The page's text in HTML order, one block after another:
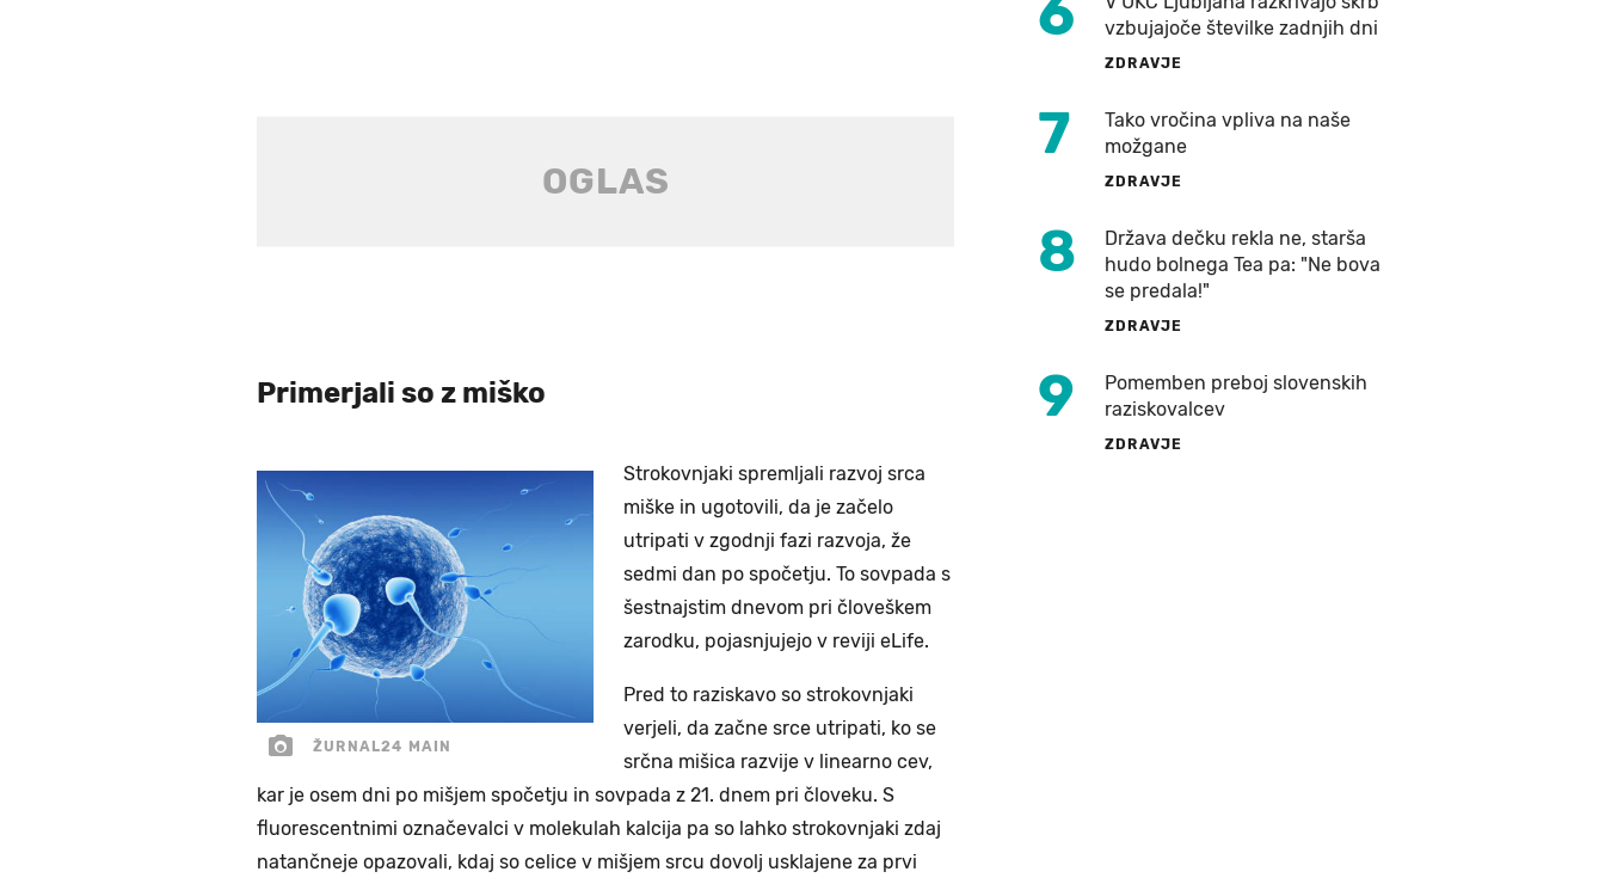
Primerjali so z miško
ŽURNAL24 MAIN
Strokovnjaki spremljali razvoj srca
miške in ugotovili, da je začelo
utripati v zgodnji fazi razvoja, že
sedmi dan po spočetju. To sovpada s
šestnajstim dnevom pri človeškem
zarodku, pojasnjujejo v reviji eLife.
Pred to raziskavo so strokovnjaki
verjeli, da začne srce utripati, ko se
srčna mišica razvije v linearno cev,
kar je osem dni po mišjem spočetju in sovpada z 21. dnem pri človeku. S
fluorescentnimi označevalci v molekulah kalcija pa so lahko strokovnjaki zdaj
natančneje opazovali, kdaj so celice v mišjem srcu dovolj usklajene za prvi
6
vzbujajoče številke zadnjih dni
ZDRAVJE
7
Tako vročina vpliva na naše
možgane
ZDRAVJE
8
Država dečku rekla ne, starša
hudo bolnega Tea pa: "Ne bova
se predala!"
ZDRAVJE
9
Pomemben preboj slovenskih
raziskovalcev
ZDRAVJE